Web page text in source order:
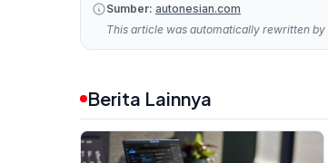
Sumber: autonesian.com
This article was automatically rewritten
Berita Lainnya